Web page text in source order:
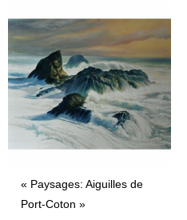
« Paysages: Aiguilles de
Port-Coton »